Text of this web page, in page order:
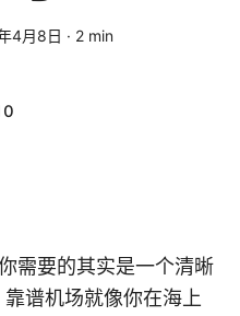
4月8日 · 2 min
需要的其实是一个清晰
谱机场就像你在海上